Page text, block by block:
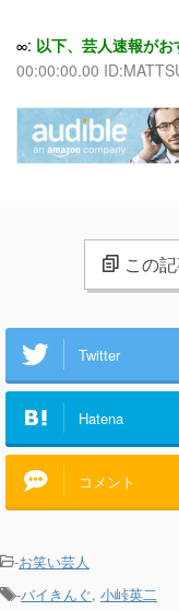
∞: 以下、芸人速報が
00:00:00.00
この
Twitter
Hatena
コメント
-お笑い芸人
-バイきんぐ, 小峠英二